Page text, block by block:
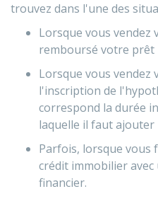
trouvez dans l'une des
Lorsque vous vendez
remboursé votre
Lorsque vous vendez
l'inscription de
correspond la durée
laquelle il faut ajouter
Parfois, lorsque vous
crédit immobilier
financier.